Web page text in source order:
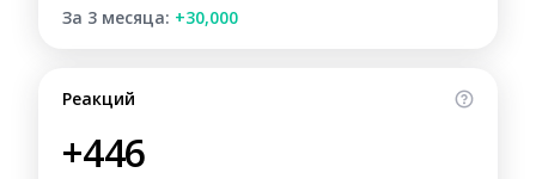
За 3 месяца: +30,000
Реакций
+446